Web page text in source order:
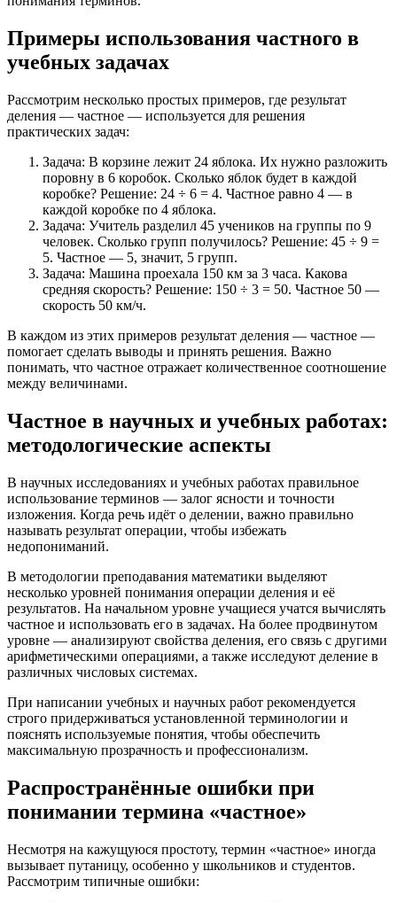
Примеры использования частного в
учебных задачах
Рассмотрим несколько простых примеров, где результат
деления — частное — используется для решения
практических задач:
Задача: В корзине лежит 24 яблока. Их нужно разложить
поровну в 6 коробок. Сколько яблок будет в каждой
коробке? Решение: 24 ÷ 6 = 4. Частное равно 4 — в
каждой коробке по 4 яблока.
Задача: Учитель разделил 45 учеников на группы по 9
человек. Сколько групп получилось? Решение: 45 ÷ 9 =
5. Частное — 5, значит, 5 групп.
Задача: Машина проехала 150 км за 3 часа. Какова
средняя скорость? Решение: 150 ÷ 3 = 50. Частное 50 —
скорость 50 км/ч.
В каждом из этих примеров результат деления — частное —
помогает сделать выводы и принять решения. Важно
понимать, что частное отражает количественное соотношение
между величинами.
Частное в научных и учебных работах:
методологические аспекты
В научных исследованиях и учебных работах правильное
использование терминов — залог ясности и точности
изложения. Когда речь идёт о делении, важно правильно
называть результат операции, чтобы избежать
недопониманий.
В методологии преподавания математики выделяют
несколько уровней понимания операции деления и её
результатов. На начальном уровне учащиеся учатся вычислять
частное и использовать его в задачах. На более продвинутом
уровне — анализируют свойства деления, его связь с другими
арифметическими операциями, а также исследуют деление в
различных числовых системах.
При написании учебных и научных работ рекомендуется
строго придерживаться установленной терминологии и
пояснять используемые понятия, чтобы обеспечить
максимальную прозрачность и профессионализм.
Распространённые ошибки при
понимании термина «частное»
Несмотря на кажущуюся простоту, термин «частное» иногда
вызывает путаницу, особенно у школьников и студентов.
Рассмотрим типичные ошибки: